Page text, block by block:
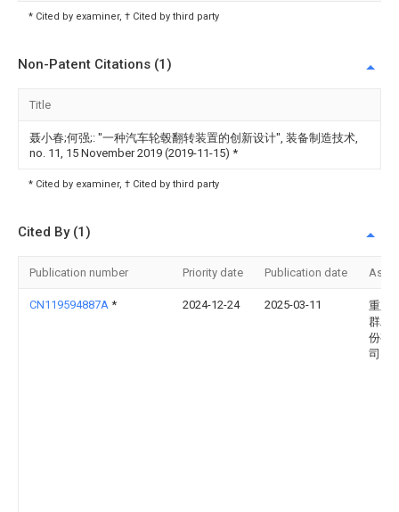
* Cited by examiner, † Cited by third party
Non-Patent Citations (1)
Title
聂小春;何强;: "一种汽车轮毂翻转装置的创新设计", 装备制造技术,
no. 11, 15 November 2019 (2019-11-15) *
* Cited by examiner, † Cited by third party
Cited By (1)
Publication number Priority date Publication date
CN119594887A * 2024-12-24 2025-03-11
重庆
群工
份有
司